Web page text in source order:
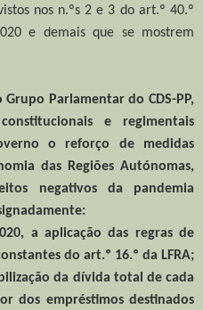
nos n.ºs 2 e 3 do art.º 40.º
e demais que se mostrem
Parlamentar do CDS-PP,
e regimentais
o reforço de medidas
das Regiões Autónomas,
negativos da pandemia
a aplicação das regras de
do art.º 16.º da LFRA;
da dívida total de cada
dos empréstimos destinados